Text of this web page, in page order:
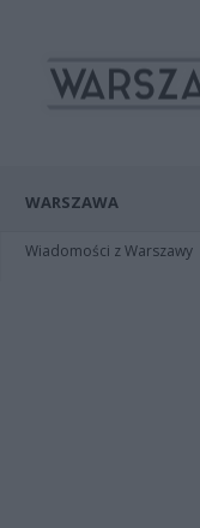
WARSZAWA
Wiadomości z Warszawy